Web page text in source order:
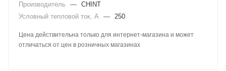
Производитель — CHINT
Условный тепловой ток, А — 250
Цена действительна только для интернет-магазина и может
отличаться от цен в розничных магазинах